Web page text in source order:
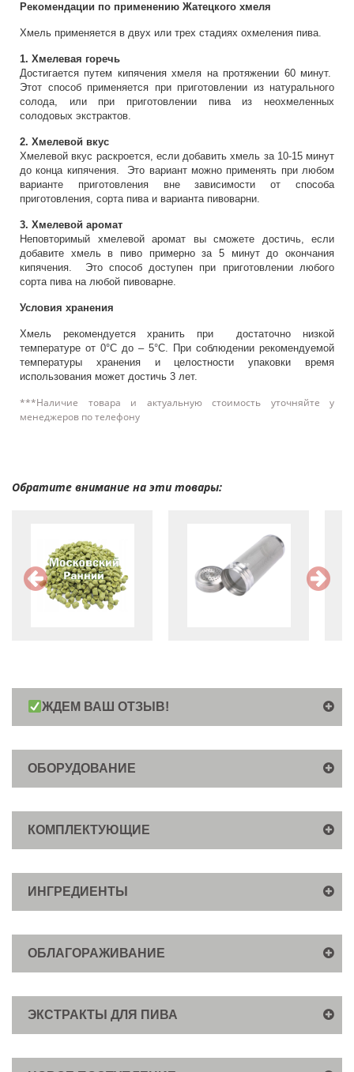
Рекомендации по применению Жатецкого хмеля
Хмель применяется в двух или трех стадиях охмеления пива.
1. Хмелевая горечь
Достигается путем кипячения хмеля на протяжении 60 минут.
Этот способ применяется при приготовлении из натурального
солода, или при приготовлении пива из неохмеленных
солодовых экстрактов.
2. Хмелевой вкус
Хмелевой вкус раскроется, если добавить хмель за 10-15 минут
до конца кипячения. Это вариант можно применять при любом
варианте приготовления вне зависимости от способа
приготовления, сорта пива и варианта пивоварни.
3. Хмелевой аромат
Неповторимый хмелевой аромат вы сможете достичь, если
добавите хмель в пиво примерно за 5 минут до окончания
кипячения. Это способ доступен при приготовлении любого
сорта пива на любой пивоварне.
Условия хранения
Хмель рекомендуется хранить при достаточно низкой
температуре от 0°С до – 5°С. При соблюдении рекомендуемой
температуры хранения и целостности упаковки время
использования может достичь 3 лет.
***Наличие товара и актуальную стоимость уточняйте у
менеджеров по телефону
Обратите внимание на эти товары:
ЖДЕМ ВАШ ОТЗЫВ!
ОБОРУДОВАНИЕ
КОМПЛЕКТУЮЩИЕ
ИНГРЕДИЕНТЫ
ОБЛАГОРАЖИВАНИЕ
ЭКСТРАКТЫ ДЛЯ ПИВА